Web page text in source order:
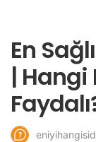
En
| Hangi